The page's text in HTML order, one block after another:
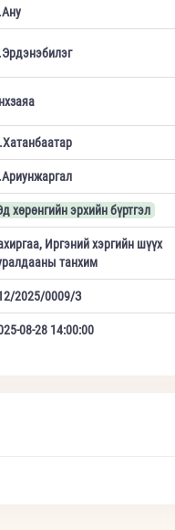
хөрөнгийн эрхийн бүртгэл
Иргэний хэргийн шүүх
танхим
2025/0009/З
08-28 14:00:00